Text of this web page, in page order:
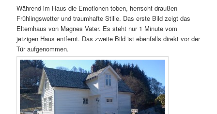
Während im Haus die Emotionen toben, herrscht draußen
Frühlingswetter und traumhafte Stille. Das erste Bild zeigt das
Elternhaus von Magnes Vater. Es steht nur 1 Minute vom
jetzigen Haus entfernt. Das zweite Bild ist ebenfalls direkt vor der
Tür aufgenommen.